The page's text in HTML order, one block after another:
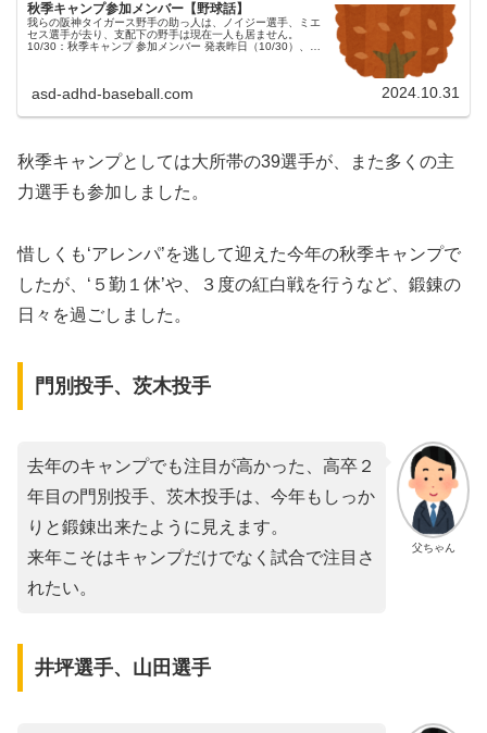
秋季キャンプ参加メンバー【野球話】
我らの阪神タイガース野手の助っ人は、ノイジー選手、ミエ
セス選手が去り、支配下の野手は現在一人も居ません。
10/30：秋季キャンプ 参加メンバー 発表昨日（10/30）、
asd-adhd-baseball.com 2024.10.31
秋季キャンプとしては大所帯の39選手が、また多くの主
力選手も参加しました。
惜しくも‘アレンパ’を逃して迎えた今年の秋季キャンプで
したが、‘５勤１休’や、３度の紅白戦を行うなど、鍛錬の
日々を過ごしました。
門別投手、茨木投手
父ちゃん
去年のキャンプでも注目が高かった、高卒２
年目の門別投手、茨木投手は、今年もしっか
りと鍛錬出来たように見えます。
来年こそはキャンプだけでなく試合で注目さ
れたい。
井坪選手、山田選手